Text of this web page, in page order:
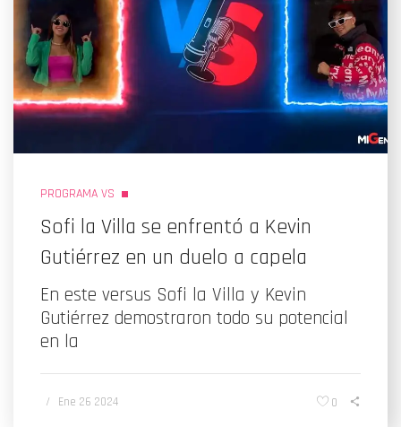
PROGRAMA VS
Sofi la Villa se enfrentó a Kevin
Gutiérrez en un duelo a capela
En este versus Sofi la Villa y Kevin
Gutiérrez demostraron todo su potencial
en la
/ Ene 26 2024 0